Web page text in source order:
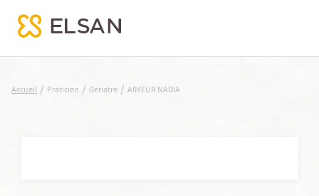
AIMEUR NADIA
Accueil / Praticien / Geriatre / AIMEUR NADIA